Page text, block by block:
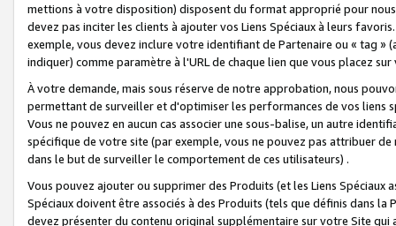
mettions à votre disposition) disposent du format approprié pour
devez pas inciter les clients à ajouter vos Liens Spéciaux à leurs
exemple, vous devez inclure votre identifiant de Partenaire ou « tag
indiquer) comme paramètre à l'URL de chaque lien que vous placez
À votre demande, mais sous réserve de notre approbation, nous
permettant de surveiller et d'optimiser les performances de vos liens
Vous ne pouvez en aucun cas associer une sous-balise, un autre
spécifique de votre site (par exemple, vous ne pouvez pas attribuer
dans le but de surveiller le comportement de ces utilisateurs) .
Vous pouvez ajouter ou supprimer des Produits (et les Liens
Spéciaux doivent être associés à des Produits (tels que définis dans
devez présenter du contenu original supplémentaire sur votre Site qui